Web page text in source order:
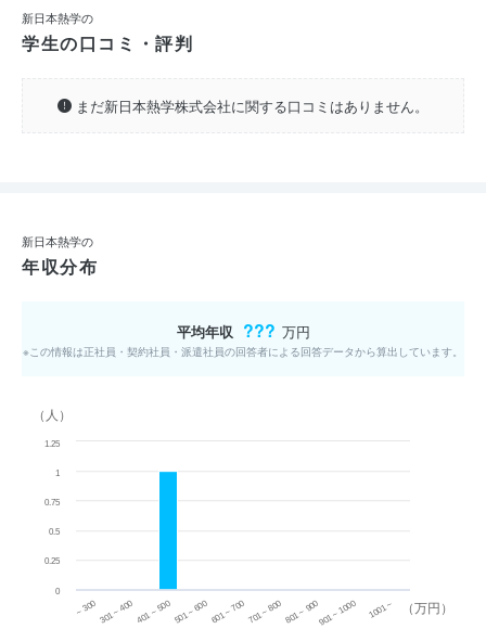
新日本熱学の
学生の口コミ・評判
まだ新日本熱学株式会社に関する口コミはありません。
新日本熱学の
年収分布
平均年収 ??? 万円
※この情報は正社員・契約社員・派遣社員の回答者による回答データから算出しています。
（万円）
（人）
~ 300 301 ~ 400 401 ~ 500501 ~ 600601 ~ 700701 ~ 800801 ~ 900901 ~ 1000 1001 ~
0
1
0.25
0.5
0.75
1.25